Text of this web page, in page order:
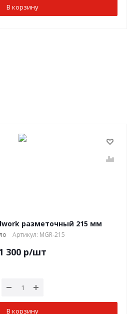
В корзину
разметочный 215 мм
Артикул: MGR-215
300 р/шт
В корзину